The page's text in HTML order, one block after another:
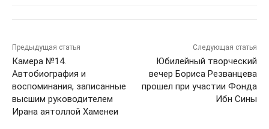
Предыдущая статья
Камера №14.
Автобиография и
воспоминания, записанные
высшим руководителем
Ирана аятоллой Хаменеи
Следующая статья
Юбилейный творческий
вечер Бориса Резванцева
прошел при участии Фонда
Ибн Сины